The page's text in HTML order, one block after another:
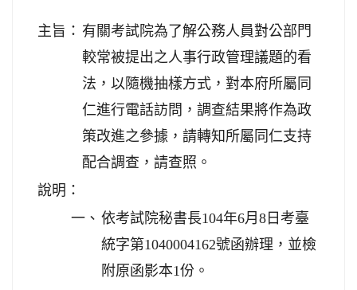
主旨： 有關考試院為了解公務人員對公部門
較常被提出之人事行政管理議題的看
法，以隨機抽樣方式，對本府所屬同
仁進行電話訪問，調查結果將作為政
策改進之參據，請轉知所屬同仁支持
配合調查，請查照。
說明：
一、 依考試院秘書長104年6月8日考臺
統字第1040004162號函辦理，並檢
附原函影本1份。